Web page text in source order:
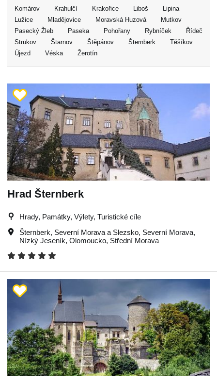
Komárov
Krahulčí Krakořice Liboš
Lipina
Lužice
Mladějovice Moravská Huzová
Mutkov
Pasecký Žleb
Paseka Pohořany Rybníček
Řídeč
Strukov
Štarnov Štěpánov Šternberk
Těšíkov
Újezd
Véska Žerotín
Hrad Šternberk
Hrady, Památky, Výlety, Turistické cíle
Šternberk, Severní Morava a Slezsko, Severní Morava,
Nízký Jeseník, Olomoucko, Střední Morava